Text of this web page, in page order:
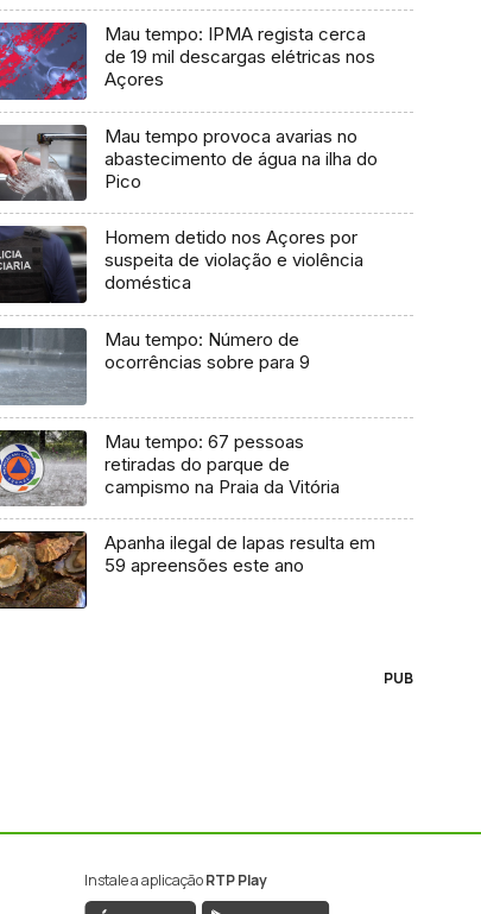
Mau tempo: IPMA regista cerca
de 19 mil descargas elétricas nos
Açores
Mau tempo provoca avarias no
abastecimento de água na ilha do
Pico
Homem detido nos Açores por
suspeita de violação e violência
doméstica
Mau tempo: Número de
ocorrências sobre para 9
Mau tempo: 67 pessoas
retiradas do parque de
campismo na Praia da Vitória
Apanha ilegal de lapas resulta em
59 apreensões este ano
PUB
Instale a aplicaçãoRTP Play